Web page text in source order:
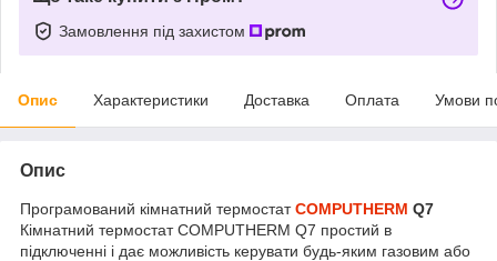
Замовлення під захистом
Опис Характеристики Доставка Оплата Умови
Опис
Програмований кімнатний термостатCOMPUTHERM Q7
Кімнатний термостат COMPUTHERM Q7 простий в
підключенні і дає можливість керувати будь-яким газовим або